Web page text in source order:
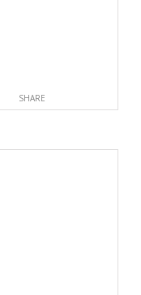
SHARE